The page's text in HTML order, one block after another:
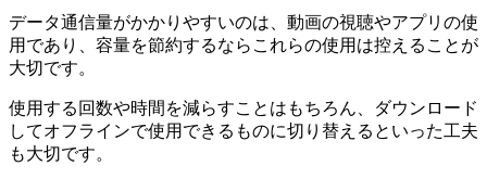
データ通信量がかかりやすいのは、動画の視聴やアプリの使
用であり、容量を節約するならこれらの使用は控えることが
大切です。
使用する回数や時間を減らすことはもちろん、ダウンロード
してオフラインで使用できるものに切り替えるといった工夫
も大切です。